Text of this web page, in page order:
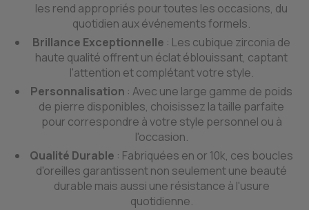
les rend appropriés pour toutes les occasions, du
quotidien aux événements formels.
Brillance Exceptionnelle : Les cubique zirconia de
haute qualité offrent un éclat éblouissant, captant
l'attention et complétant votre style.
Personnalisation : Avec une large gamme de poids
de pierre disponibles, choisissez la taille parfaite
pour correspondre à votre style personnel ou à
l'occasion.
Qualité Durable : Fabriquées en or 10k, ces boucles
d'oreilles garantissent non seulement une beauté
durable mais aussi une résistance à l'usure
quotidienne.